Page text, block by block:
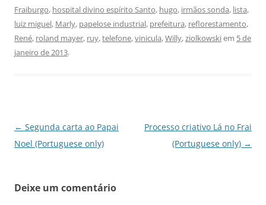
Fraiburgo, hospital divino espírito Santo, hugo, irmãos sonda, lista,
luiz miguel, Marly, papelose industrial, prefeitura, reflorestamento,
René, roland mayer, ruy,telefone,vinicula,Willy,ziolkowskiem 5 de
janeiro de 2013.
Navegação
de
← Segunda carta ao Papai
Noel (Portuguese only)
Processo criativo Lá no Frai
(Portuguese only) →
Deixe um comentário